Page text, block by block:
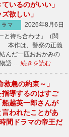
いるのがいい」
欲しい」
ラマ
2026年8月6日
と待ち合わせ」（関
本作は、警察の正義
んだ一匹おおかみの
語 … 続きを読む
救急の約束～」
指導するのはすご
船越英一郎さんが
言われたことがあ
間ドラマの帝王だ